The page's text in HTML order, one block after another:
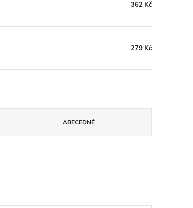
362 Kč
279 Kč
ABECEDNĚ